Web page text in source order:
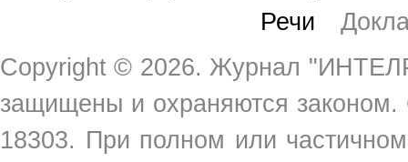
Речи
Copyright © 2026. Журнал
защищены и охраняются
18303. При полном или